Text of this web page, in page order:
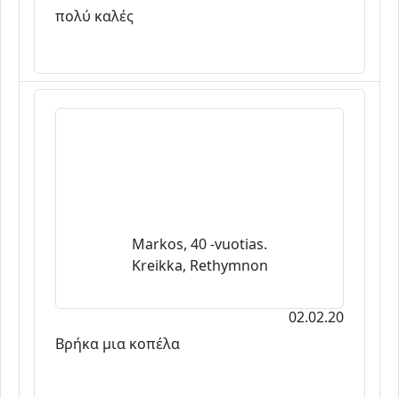
πολύ καλές
Markos, 40 -vuotias.
Kreikka, Rethymnon
02.02.20
Βρήκα μια κοπέλα